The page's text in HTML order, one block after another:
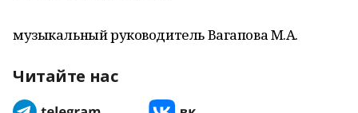
музыкальный руководитель Вагапова М.А.
Читайте нас